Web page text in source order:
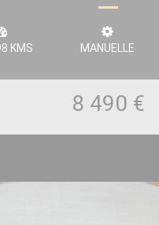
KMS MANUELLE
8 490 €